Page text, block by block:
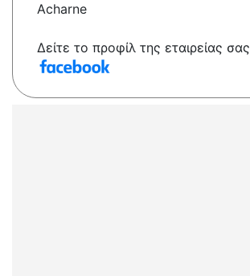
Acharne
Δείτε το προφίλ της εταιρείας σας